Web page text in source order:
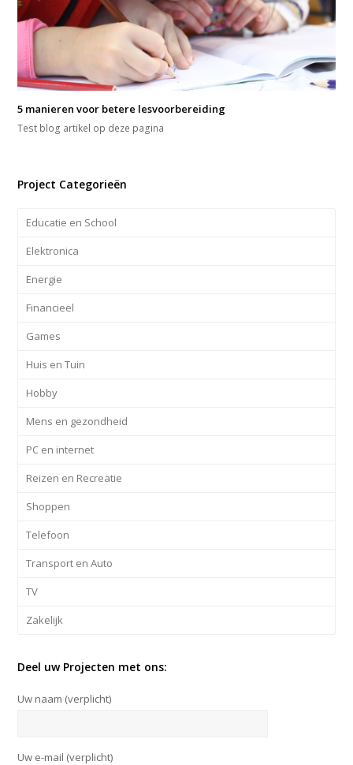
5 manieren voor betere lesvoorbereiding
Test blog artikel op deze pagina
Project Categorieën
Educatie en School
Elektronica
Energie
Financieel
Games
Huis en Tuin
Hobby
Mens en gezondheid
PC en internet
Reizen en Recreatie
Shoppen
Telefoon
Transport en Auto
TV
Zakelijk
Deel uw Projecten met ons:
Uw naam (verplicht)
Uw e-mail (verplicht)